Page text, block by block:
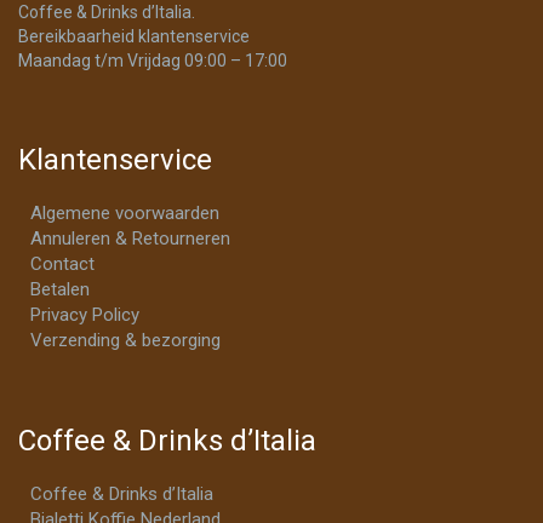
Coffee & Drinks d’Italia.
Bereikbaarheid klantenservice
Maandag t/m Vrijdag 09:00 – 17:00
Klantenservice
Algemene voorwaarden
Annuleren & Retourneren
Contact
Betalen
Privacy Policy
Verzending & bezorging
Coffee & Drinks d’Italia
Coffee & Drinks d’Italia